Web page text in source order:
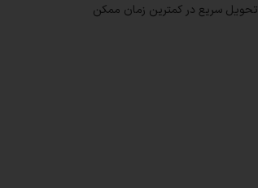
تحویل سریع در کمترین زمان ممکن